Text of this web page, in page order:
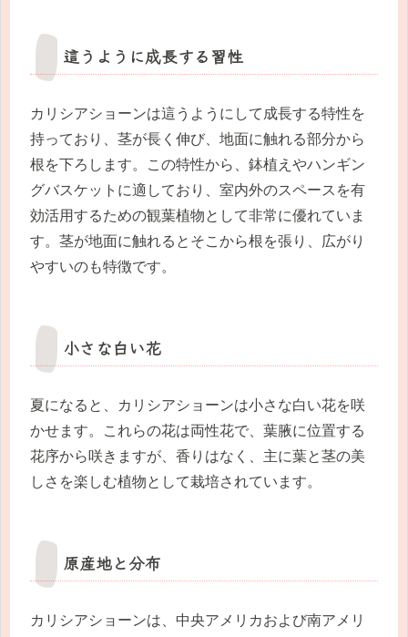
這うように成長する習性
カリシアショーンは這うようにして成長する特性を
持っており、茎が長く伸び、地面に触れる部分から
根を下ろします。この特性から、鉢植えやハンギン
グバスケットに適しており、室内外のスペースを有
効活用するための観葉植物として非常に優れていま
す。茎が地面に触れるとそこから根を張り、広がり
やすいのも特徴です。
小さな白い花
夏になると、カリシアショーンは小さな白い花を咲
かせます。これらの花は両性花で、葉腋に位置する
花序から咲きますが、香りはなく、主に葉と茎の美
しさを楽しむ植物として栽培されています。
原産地と分布
カリシアショーンは、中央アメリカおよび南アメリ